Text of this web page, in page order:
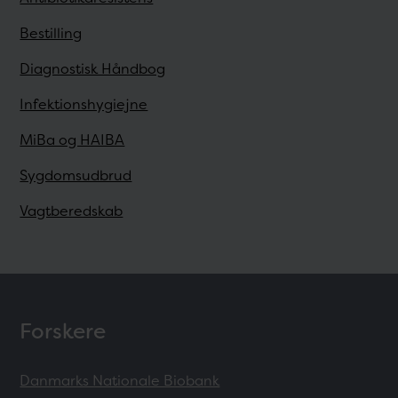
Bestilling
Diagnostisk Håndbog
Infektionshygiejne
MiBa og HAIBA
Sygdomsudbrud
Vagtberedskab
Forskere
Danmarks Nationale Biobank